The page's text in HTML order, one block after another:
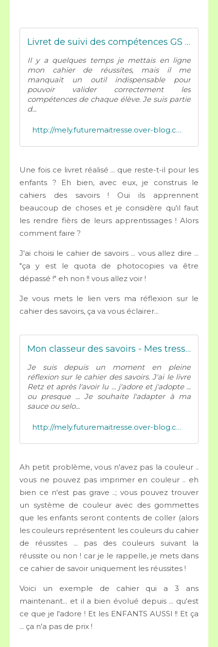
Livret de suivi des compétences GS - Mes tresses Dézécolles
Il y a quelques temps je mettais en ligne
mon cahier de réussites, mais il me
manquait un outil indispensable pour
pouvoir valider correctement les
compétences de chaque élève. Je suis partie
d...
http://mely.futuremaitresse.over-blog.com/2016/01/livret-de-suivi-des-competences-gs.html
Une fois ce livret réalisé ... que reste-t-il pour les
enfants ? Eh bien, avec eux, je construis le
cahiers des savoirs ! Oui ils apprennent
beaucoup de choses et je considère qu'il faut
les rendre fièrs de leurs apprentissages ! Alors
comment faire ?
J'ai choisi le cahier de savoirs ... vous allez dire ...
"ça y est le quota de photocopies va être
dépassé !" eh non !! vous allez voir !
Je vous mets le lien vers ma réflexion sur le
cahier des savoirs, ça va vous éclairer...
Mon classeur des savoirs - Mes tresses Dézécolles
Je suis depuis un moment en pleine
réflexion sur le cahier des savoirs. J'ai le livre
Retz et après l'avoir lu ... j'adore et j'adopte ...
ou presque ... Je souhaite l'adapter à ma
sauce ou selo...
http://mely.futuremaitresse.over-blog.com/2016/02/mon-classeur-des-savoirs.html
Ah petit problème, vous n'avez pas la couleur ..
vous ne pouvez pas imprimer en couleur .. eh
bien ce n'est pas grave ..; vous pouvez trouver
un système de couleur avec des gommettes
que les enfants seront contents de coller (alors
les couleurs représentent les couleurs du cahier
de réussites ... pas des couleurs suivant la
réussite ou non ! car je le rappelle, je mets dans
ce cahier de savoir uniquement les réussites !
Voici un exemple de cahier qui a 3 ans
maintenant... et il a bien évolué depuis ... qu'est
ce que je l'adore ! Et les ENFANTS AUSSI !! Et ça
... ça n'a pas de prix !